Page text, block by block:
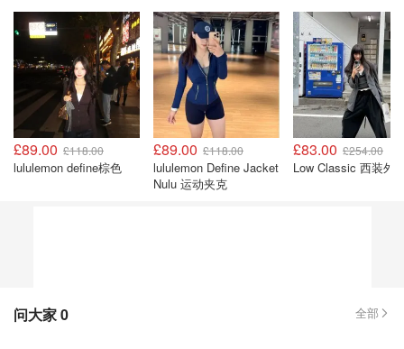
£89.00 £118.00
lululemon define棕色
£89.00 £118.00
lululemon Define Jacket
Nulu 运动夹克
£83.00 £254.00
Low Classic 西装外
问大家0 全部